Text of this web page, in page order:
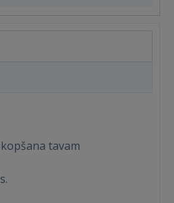
tavam